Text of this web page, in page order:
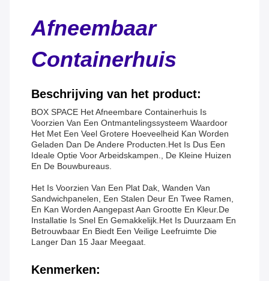
Afneembaar
Containerhuis
Beschrijving van het product:
BOX SPACE Het Afneembare Containerhuis Is
Voorzien Van Een Ontmantelingssysteem Waardoor
Het Met Een Veel Grotere Hoeveelheid Kan Worden
Geladen Dan De Andere Producten.Het Is Dus Een
Ideale Optie Voor Arbeidskampen., De Kleine Huizen
En De Bouwbureaus.
Het Is Voorzien Van Een Plat Dak, Wanden Van
Sandwichpanelen, Een Stalen Deur En Twee Ramen,
En Kan Worden Aangepast Aan Grootte En Kleur.De
Installatie Is Snel En Gemakkelijk.Het Is Duurzaam En
Betrouwbaar En Biedt Een Veilige Leefruimte Die
Langer Dan 15 Jaar Meegaat.
Kenmerken: